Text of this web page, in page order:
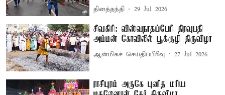
தினத்தந்தி 29 Jul 2026
சிவகிரி: விஸ்வநாதப்பேரி திரவுபதி
அம்மன் கோவிலில் பூக்குழி திருவிழா
ஆன்மிகச் செய்திப்பிரிவு 27 Jul 2026
ராசிபுரம் அருகே புனித மரிய